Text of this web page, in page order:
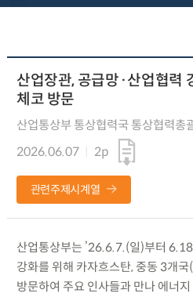
산업장관, 공급망·산업협력
체코 방문
산업통상부 통상협력국 통상협력총
2026.06.07
2p
관련주제시계열
산업통상부는 ’26.6.7.(일)부터
강화를 위해 카자흐스탄, 중동 3개
방문하여 주요 인사들과 만나 에너